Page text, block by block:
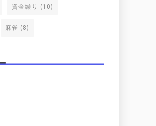
資金繰り (10)
麻雀 (8)